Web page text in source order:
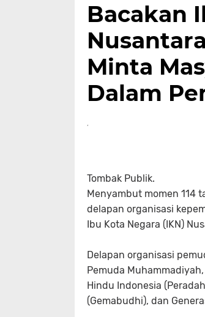
Bacakan
Minta
Dalam
Tombak Publik.
Menyambut momen 114
delapan organisasi
Ibu Kota Negara (IKN)
Delapan organisasi
Pemuda
Hindu Indonesia
(Gemabudhi), dan